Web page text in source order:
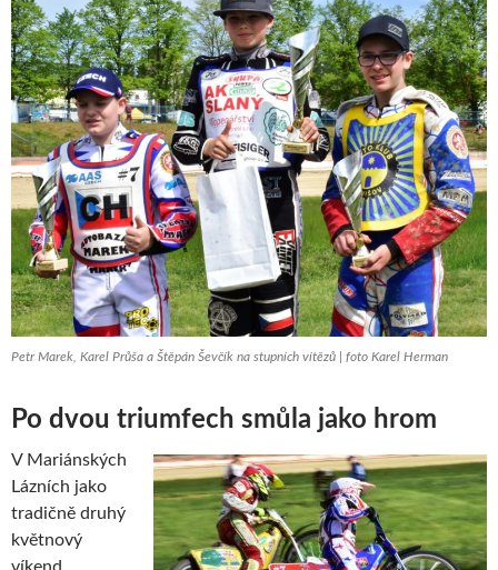
Petr Marek, Karel Průša a Štěpán Ševčík na stupních vítězů | foto Karel Herman
Po dvou triumfech smůla jako hrom
V Mariánských
Lázních jako
tradičně druhý
květnový
víkend